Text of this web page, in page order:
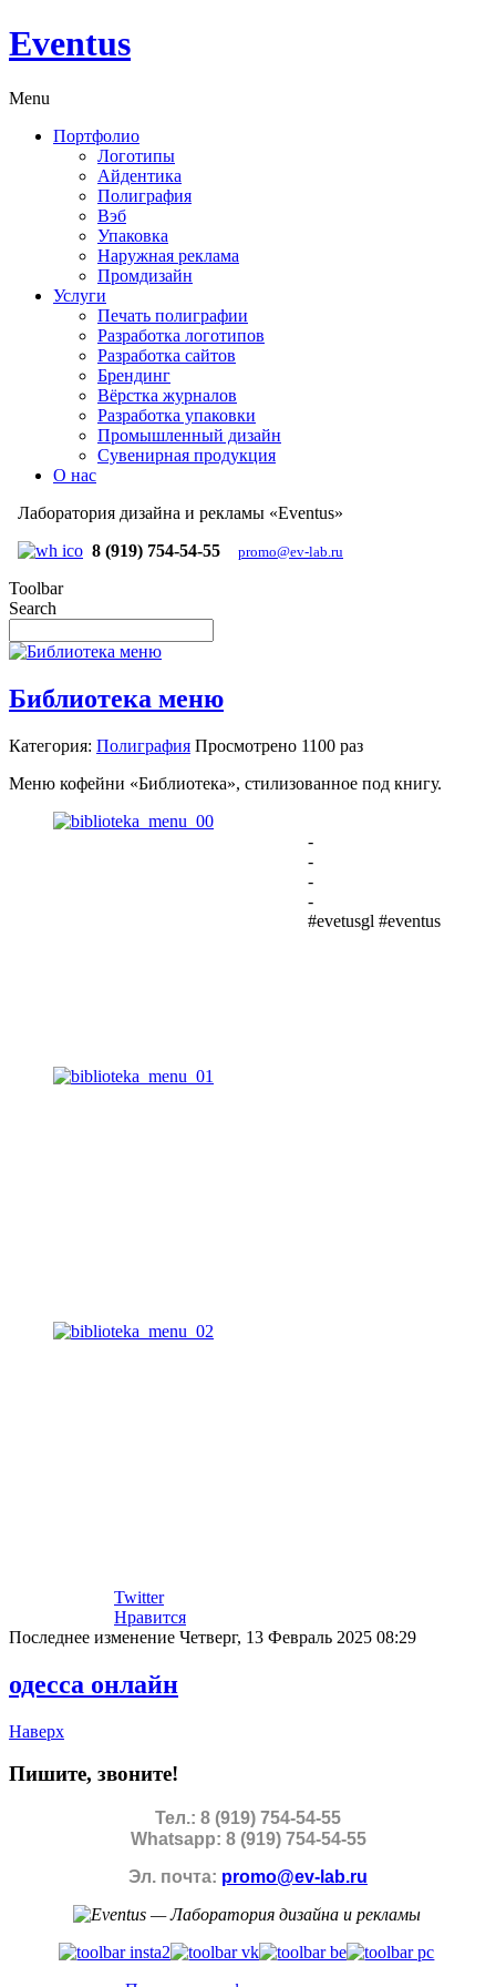
Eventus
Menu
Портфолио
Логотипы
Айдентика
Полиграфия
Вэб
Упаковка
Наружная реклама
Промдизайн
Услуги
Печать полиграфии
Разработка логотипов
Разработка сайтов
Брендинг
Вёрстка журналов
Разработка упаковки
Промышленный дизайн
Сувенирная продукция
О нас
Лаборатория дизайна и рекламы «Eventus»
8 (919) 754-54-55
promo@ev-lab.ru
Toolbar
Search
Библиотека меню
Категория: Полиграфия Просмотрено 1100 раз
Меню кофейни «Библиотека», стилизованное под книгу.
-
-
-
-
#evetusgl #eventus
Twitter
Нравится
Последнее изменение Четверг, 13 Февраль 2025 08:29
одесса онлайн
Наверх
Пишите, звоните!
Тел.: 8 (919) 754-54-55
Whatsapp: 8 (919) 754-54-55
Эл. почта: promo@ev-lab.ru